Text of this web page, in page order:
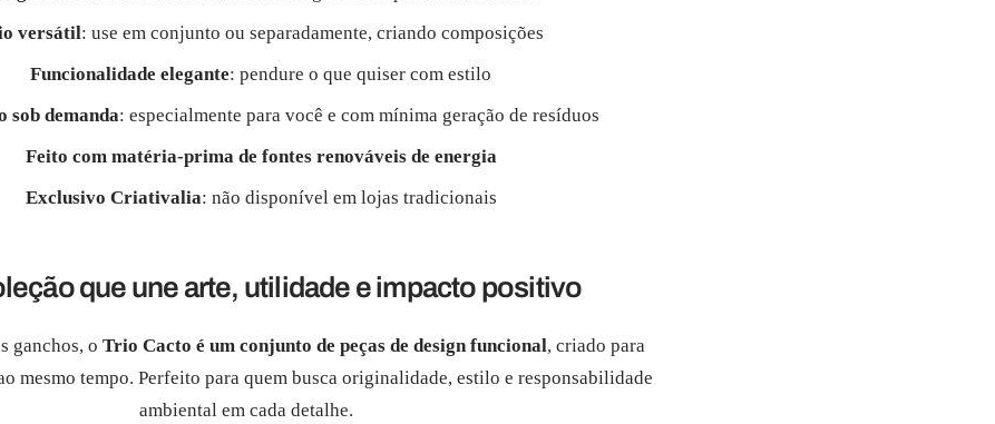
versátil: use em conjunto ou separadamente, criando composições
Funcionalidade elegante: pendure o que quiser com estilo
sob demanda: especialmente para você e com mínima geração de resíduos
Feito com matéria-prima de fontes renováveis de energia
Exclusivo Criativalia: não disponível em lojas tradicionais
que une arte, utilidade e impacto positivo
ganchos, o Trio Cacto é um conjunto de peças de design funcional, criado para
mesmo tempo. Perfeito para quem busca originalidade, estilo e responsabilidade
ambiental em cada detalhe.